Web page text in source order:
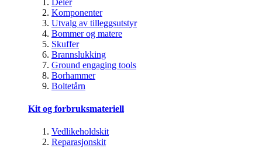
Komponenter
Utvalg av tilleggsutstyr
Bommer og matere
Skuffer
Brannslukking
Ground engaging tools
Borhammer
Boltetårn
Kit og forbruksmateriell
Vedlikeholdskit
Reparasjonskit